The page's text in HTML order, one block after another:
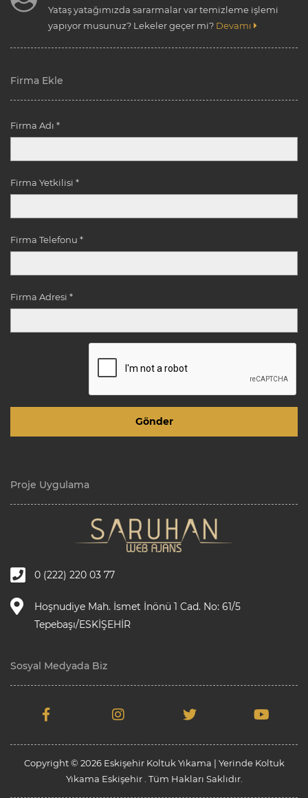
Yataş yatağımızda sararmalar var temizleme işlemi
yapıyor musunuz? Lekeler geçer mi? Devamı
Firma Ekle
Firma Adı *
Firma Yetkilisi *
Firma Telefonu *
Firma Adresi *
Proje Uygulama
0 (222) 220 03 77
Hoşnudiye Mah. İsmet İnönü 1 Cad. No: 61/5
Tepebaşı/ESKİŞEHİR
Sosyal Medyada Biz
Copyright © 2026 Eskişehir Koltuk Yıkama | Yerinde Koltuk
Yıkama Eskişehir . Tüm Hakları Saklıdır.